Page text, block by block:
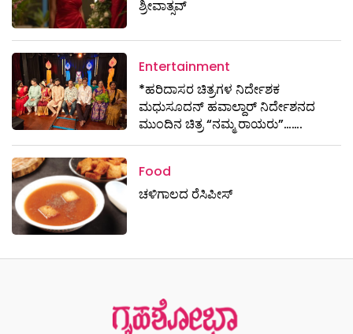
ಶ್ರೀವಾತ್ಸವ್
Entertainment
*ಹರಿದಾಸರ ಚಿತ್ರಗಳ ನಿರ್ದೇಶಕ
ಮಧುಸೂದನ್ ಹವಾಲ್ದಾರ್ ನಿರ್ದೇಶನದ
ಮುಂದಿನ ಚಿತ್ರ “ನಮ್ಮ ರಾಯರು”…….
Food
ಚಳಿಗಾಲದ ರೆಸಿಪೀಸ್